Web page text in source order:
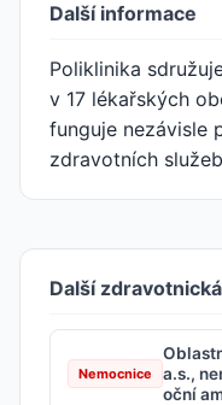
Další informace
Poliklinika
v 17 lékařských
funguje nezávisle
zdravotních
Další
Nemocnice
a.s.,
oční